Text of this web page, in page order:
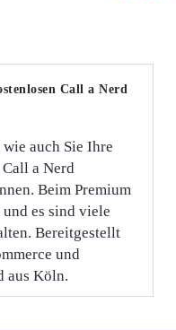
Call a Nerd
auch Sie Ihre
a Nerd
Beim Premium
es sind viele
Bereitgestellt
und
aus Köln.